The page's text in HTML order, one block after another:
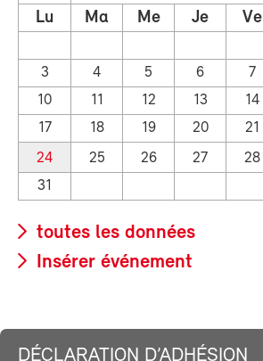
Lu Ma Me Je Ve
3
4 5 6 7
10
11 12 13 14
17
18 19 20 21
24
25 26 27 28
31
toutes les données
Insérer événement
DÉCLARATION D’ADHÉSION